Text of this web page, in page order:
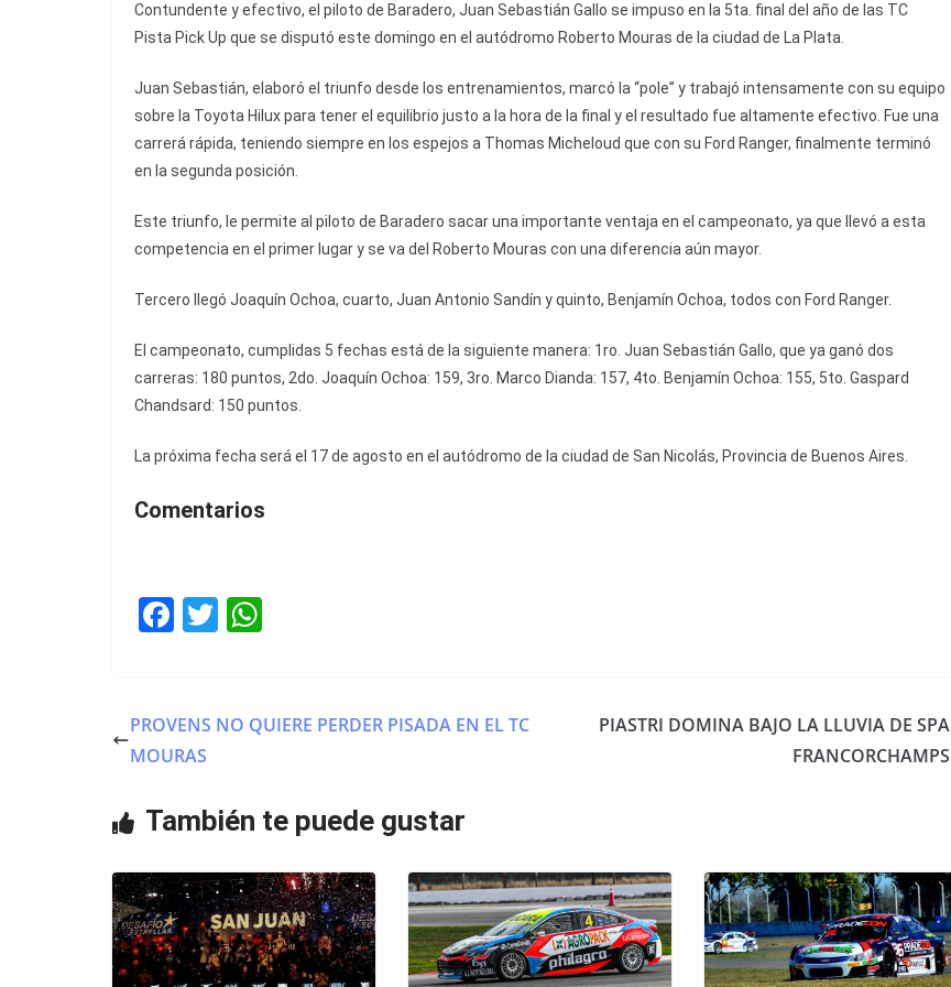
Contundente y efectivo, el piloto de Baradero, Juan Sebastián Gallo se impuso en la 5ta. final del año de las TC
Pista Pick Up que se disputó este domingo en el autódromo Roberto Mouras de la ciudad de La Plata.
Juan Sebastián, elaboró el triunfo desde los entrenamientos, marcó la “pole” y trabajó intensamente con su equipo
sobre la Toyota Hilux para tener el equilibrio justo a la hora de la final y el resultado fue altamente efectivo. Fue una
carrerá rápida, teniendo siempre en los espejos a Thomas Micheloud que con su Ford Ranger, finalmente terminó
en la segunda posición.
Este triunfo, le permite al piloto de Baradero sacar una importante ventaja en el campeonato, ya que llevó a esta
competencia en el primer lugar y se va del Roberto Mouras con una diferencia aún mayor.
Tercero llegó Joaquín Ochoa, cuarto, Juan Antonio Sandín y quinto, Benjamín Ochoa, todos con Ford Ranger.
El campeonato, cumplidas 5 fechas está de la siguiente manera: 1ro. Juan Sebastián Gallo, que ya ganó dos
carreras: 180 puntos, 2do. Joaquín Ochoa: 159, 3ro. Marco Dianda: 157, 4to. Benjamín Ochoa: 155, 5to. Gaspard
Chandsard: 150 puntos.
La próxima fecha será el 17 de agosto en el autódromo de la ciudad de San Nicolás, Provincia de Buenos Aires.
Comentarios
F
e
b
o
k
T
er s
p
PROVENS NO QUIERE PERDER PISADA EN EL TC
MOURAS
PIASTRI DOMINA BAJO LA LLUVIA DE SPA
FRANCORCHAMPS
También te puede gustar